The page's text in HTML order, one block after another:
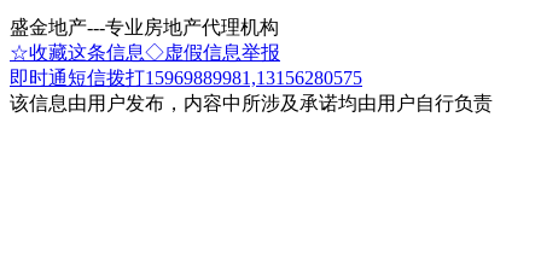
盛金地产---专业房地产代理机构
☆收藏这条信息◇虚假信息举报
即时通短信拨打15969889981,13156280575
该信息由用户发布，内容中所涉及承诺均由用户自行负责